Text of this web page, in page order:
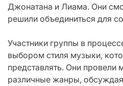
Джонатана и Лиама. Они
решили объединиться для
Участники группы в
выбором стиля музыки,
представлять. Они провели
различные жанры,